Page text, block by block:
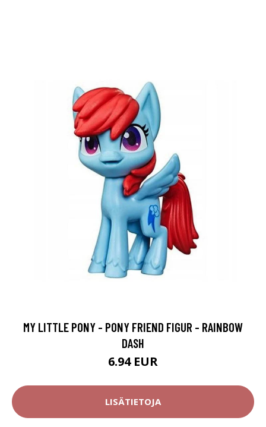
MY LITTLE PONY - PONY FRIEND FIGUR - RAINBOW
DASH
6.94 EUR
LISÄTIETOJA